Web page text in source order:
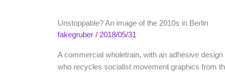
Unstoppable? An image of the 2010s in Berlin
fakegruber/ 2018/05/31
A commercial wholetrain, with an adhesive design
who recycles socialist movement graphics from